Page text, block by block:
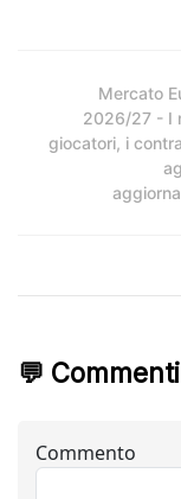
Mercato
2026/27 - I
giocatori, i
💬 Commenti